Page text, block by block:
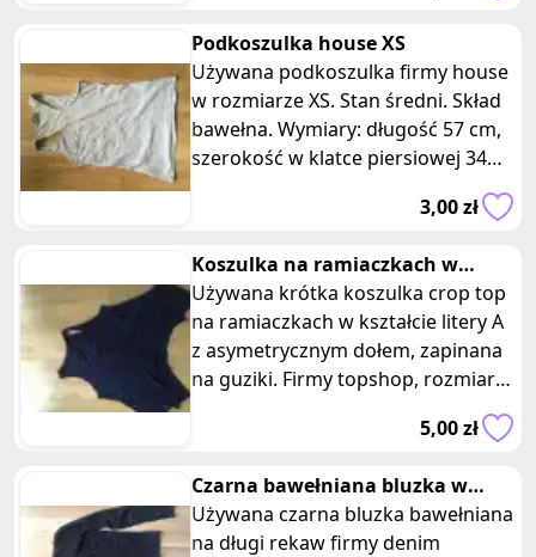
została wykonana z wysokiej
jakości koronki, która dodaje jej
delikatności i kobiecego
charakteru. Baskinka na dole bluzki
nadaje jej wyjątkowego wyglądu i
Elastyczność i komfort: Materiał z
98% poliamid i 2% elastanu,
zapewnia elastyczność i komfort
noszenia. Bluzka dopasowuje się do
sylwetki, jednocześnie zapewniając
swobodę ruchów. Jeśli poszukujesz
okazje, ta używana, czarna
być idealnym wyborem.
Podkoszulka house XS
Używana podkoszulka firmy house
w rozmiarze XS. Stan średni. Skład
bawełna. Wymiary: długość 57 cm,
szerokość w klatce piersiowej 34
3,00 zł
Koszulka na ramiaczkach w
kształcie litery A crop top
Używana krótka koszulka crop top
na ramiaczkach w kształcie litery A
z asymetrycznym dołem, zapinana
na guziki. Firmy topshop, rozmiar
36. Skład: modal. Wymiary: długość
w najdłuższym miejscu 58 cm,
cm.
5,00 zł
Czarna bawełniana bluzka w
prążki
Używana czarna bluzka bawełniana
na długi rekaw firmy denim